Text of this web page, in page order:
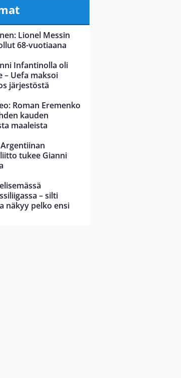
Lionel Messin
68-vuotiaana
Infantinolla oli
– Uefa maksoi
järjestöstä
Roman Eremenko
kauden
maaleista
tukee Gianni
– silti
näkyy pelko ensi